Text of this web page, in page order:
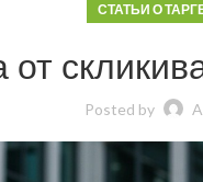
СТАТЬИ О
Posted by